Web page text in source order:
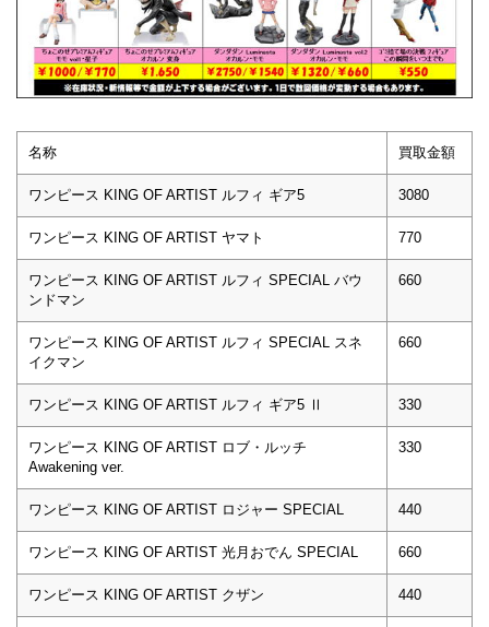
名称 買取金額
ワンピース KING OF ARTIST ルフィ ギア5 3080
ワンピース KING OF ARTIST ヤマト 770
ワンピース KING OF ARTIST ルフィ SPECIAL バウ
ンドマン
660
ワンピース KING OF ARTIST ルフィ SPECIAL スネ
イクマン
660
ワンピース KING OF ARTIST ルフィ ギア5 Ⅱ 330
ワンピース KING OF ARTIST ロブ・ルッチ
Awakening ver.
330
ワンピース KING OF ARTIST ロジャー SPECIAL 440
ワンピース KING OF ARTIST 光月おでん SPECIAL 660
ワンピース KING OF ARTIST クザン 440